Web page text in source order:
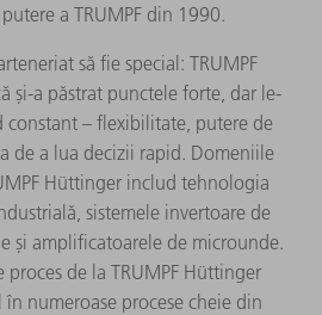
a TRUMPF din 1990.
să fie special: TRUMPF
și-a păstrat punctele forte, dar le-
constant – flexibilitate, putere de
de a lua decizii rapid. Domeniile
Hüttinger includ tehnologia
sistemele invertoare de
și amplificatoarele de microunde.
de la TRUMPF Hüttinger
numeroase procese cheie din